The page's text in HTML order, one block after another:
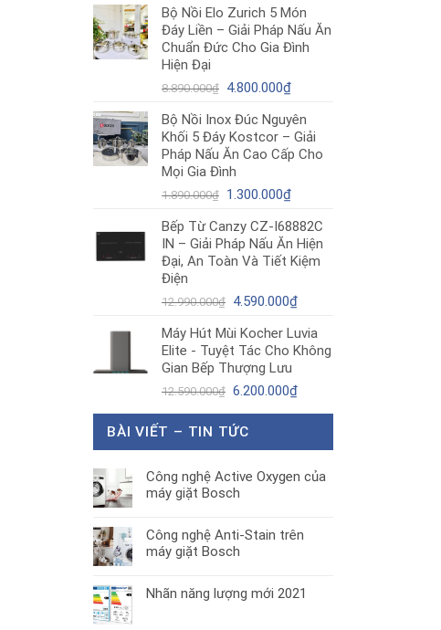
là:
17.000.000₫.
tại
là:
13.990.000₫.
Bộ Nồi Elo Zurich 5 Món
Đáy Liền – Giải Pháp Nấu Ăn
Chuẩn Đức Cho Gia Đình
Hiện Đại
8.890.000₫ Giá
là:
8.890.000₫.
4.800.000₫Giá
tại
là:
4.800.000₫.
Bộ Nồi Inox Đúc Nguyên
Khối 5 Đáy Kostcor – Giải
Pháp Nấu Ăn Cao Cấp Cho
Mọi Gia Đình
1.890.000₫ Giá
là:
1.890.000₫.
1.300.000₫Giá
tại
là:
1.300.000₫.
Bếp Từ Canzy CZ-I68882C
IN – Giải Pháp Nấu Ăn Hiện
Đại, An Toàn Và Tiết Kiệm
Điện
12.990.000₫ Giá
là:
12.990.000₫.
4.590.000₫Giá
tại
là:
Máy Hút Mùi Kocher Luvia
Elite - Tuyệt Tác Cho Không
Gian Bếp Thượng Lưu
12.590.000₫ Giá
là:
6.200.000₫Giá
BÀI VIẾT – TIN TỨC
Công nghệ Active Oxygen của
máy giặt Bosch
Công nghệ Anti-Stain trên
máy giặt Bosch
Nhãn năng lượng mới 2021